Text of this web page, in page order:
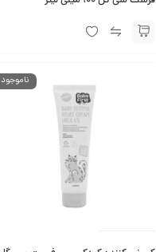
ناموجود